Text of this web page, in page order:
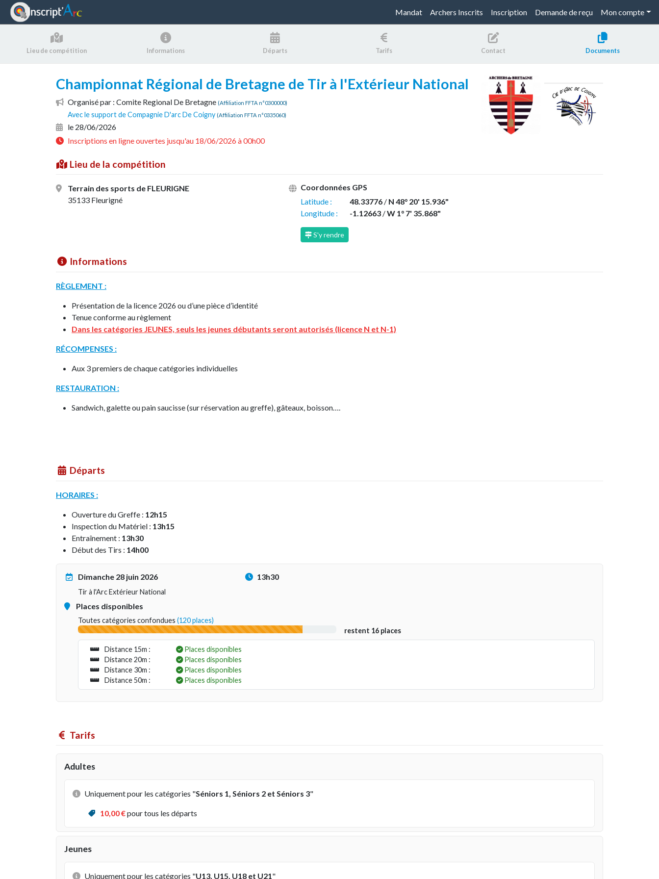
Mandat Archers Inscrits Inscription Demande de reçu Mon compte
Lieu de compétition Informations Départs Tarifs Contact Documents
Championnat Régional de Bretagne de Tir à l'Extérieur National
Organisé par : Comite Regional De Bretagne (Affiliation FFTA n°0300000)
Avec le support de Compagnie D'arc De Coigny (Affiliation FFTA n°0335060)
le 28/06/2026
Inscriptions en ligne ouvertes jusqu'au 18/06/2026 à 00h00
Lieu de la compétition
Terrain des sports de FLEURIGNE
35133 Fleurigné
Coordonnées GPS
Latitude :
48.33776 / N 48° 20' 15.936"
Longitude :
-1.12663 /W 1° 7' 35.868"
S'y rendre
Informations
RÈGLEMENT :
Présentation de la licence 2026 ou d’une pièce d’identité
Tenue conforme au règlement
Dans les catégories JEUNES, seuls les jeunes débutants seront autorisés (licence N et N-1)
RÉCOMPENSES :
Aux 3 premiers de chaque catégories individuelles
RESTAURATION :
Sandwich, galette ou pain saucisse (sur réservation au greffe), gâteaux, boisson….
Départs
HORAIRES :
Ouverture du Greffe : 12h15
Inspection du Matériel : 13h15
Entraînement : 13h30
Début des Tirs : 14h00
Dimanche 28 juin 2026
Tir à l'Arc Extérieur National
13h30
Places disponibles
Toutes catégories confondues (120 places)
restent 16 places
Distance 15m :
Places disponibles
Distance 20m :
Places disponibles
Distance 30m :
Places disponibles
Distance 50m :
Places disponibles
Tarifs
Adultes
Uniquement pour les catégories "Séniors 1, Séniors 2 et Séniors 3"
10,00 €pour tous les départs
Jeunes
Uniquement pour les catégories "U13, U15, U18 et U21"
Panneau de gestion des cookies